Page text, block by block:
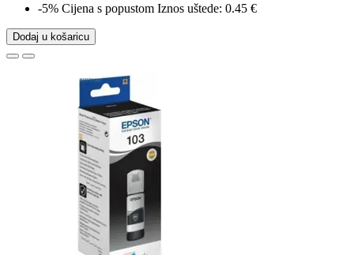
-5% Cijena s popustom Iznos uštede: 0.45 €
Dodaj u košaricu